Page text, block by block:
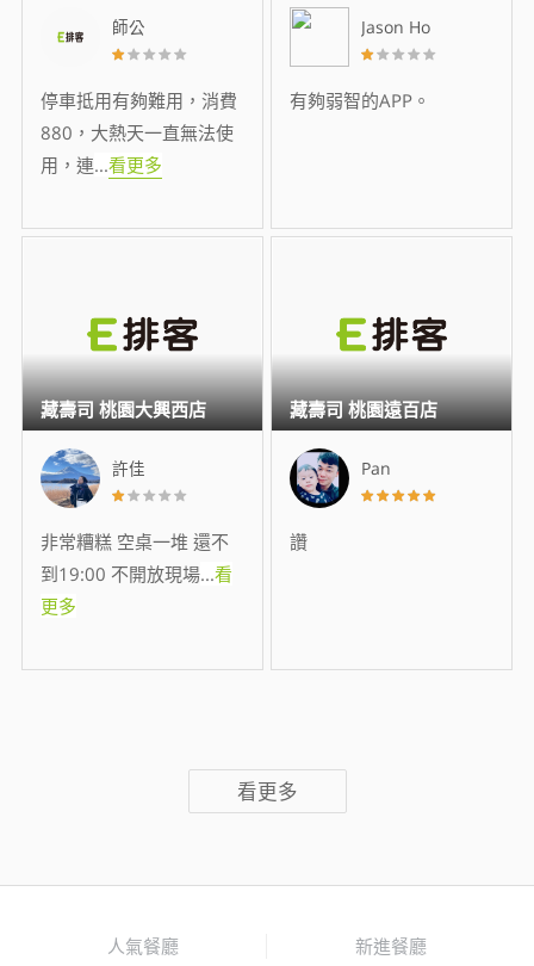
師公
停車抵用有夠難用，消費
880，大熱天一直無法使
用，連...看更多
Jason Ho
有夠弱智的APP。
許佳
非常糟糕 空桌一堆 還不
到19:00 不開放現場...看
更多
藏壽司 桃園大興西店
Pan
讚
藏壽司 桃園遠百店
看更多
人氣餐廳 新進餐廳